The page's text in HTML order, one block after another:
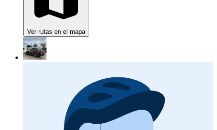
Ver rutas en el mapa